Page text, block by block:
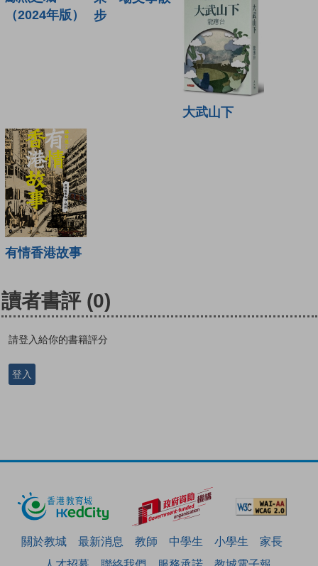
（2024年版）
步
大武山下
有情香港故事
讀者書評 (0)
請登入給你的書籍評分
登入
關於教城 最新消息 教師 中學生 小學生
家長